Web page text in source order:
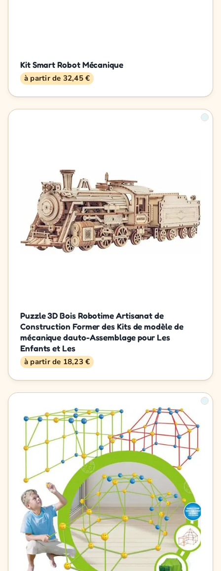
Kit Smart Robot Mécanique
à partir de 32,45 €
Puzzle 3D Bois Robotime Artisanat de
Construction Former des Kits de modèle de
mécanique dauto-Assemblage pour Les
Enfants et Les
à partir de 18,23 €